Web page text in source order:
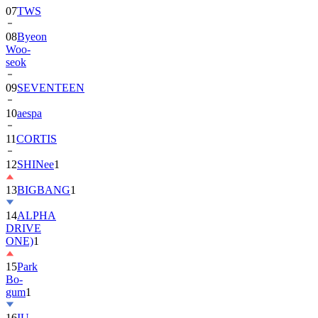
08Byeon
Woo-
seok
09SEVENTEEN
10aespa
11CORTIS
12SHINee1
13BIGBANG
14ALPHA
DRIVE
ONE)1
15Park
Bo-
gum1
16IU